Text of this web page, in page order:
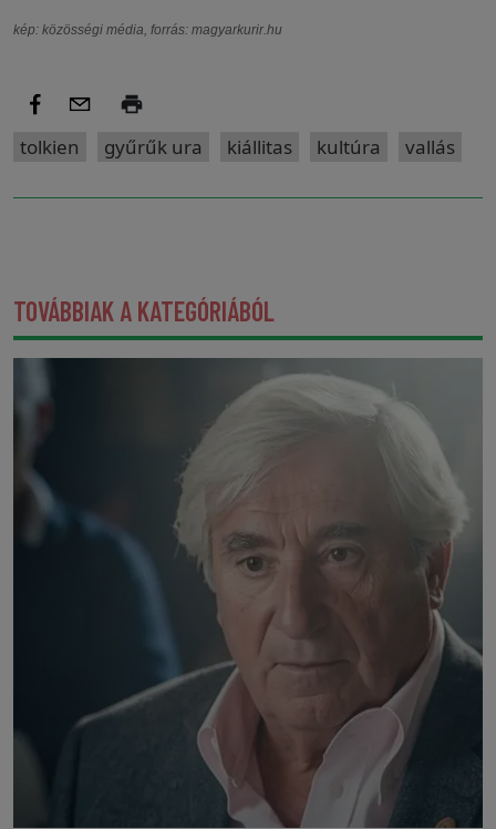
kép: közösségi média, forrás: magyarkurir.hu
tolkien gyűrűk ura kiállitas kultúra vallás
TOVÁBBIAK A KATEGÓRIÁBÓL